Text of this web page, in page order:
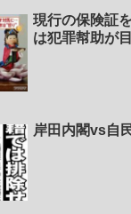
現行の保険証
は犯罪幇助が
岸田内閣vs自